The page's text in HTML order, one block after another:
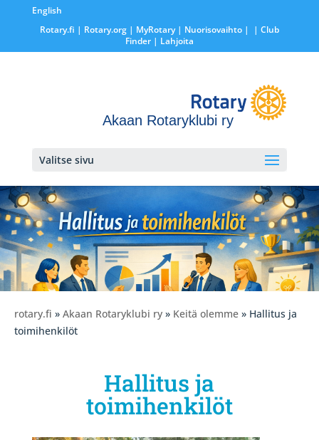
English
Rotary.fi | Rotary.org| MyRotary | Nuorisovaihto|
| Club
Finder| Lahjoita
Akaan Rotaryklubi ry
Valitse sivu
rotary.fi » Akaan Rotaryklubi ry » Keitä olemme » Hallitus ja
toimihenkilöt
Hallitus ja
toimihenkilöt